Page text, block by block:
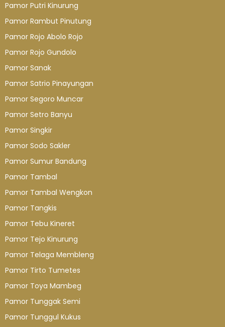
Pamor Putri Kinurung
Pamor Rambut Pinutung
Pamor Rojo Abolo Rojo
Pamor Rojo Gundolo
Pamor Sanak
Pamor Satrio Pinayungan
Pamor Segoro Muncar
Pamor Setro Banyu
Pamor Singkir
Pamor Sodo Sakler
Pamor Sumur Bandung
Pamor Tambal
Pamor Tambal Wengkon
Pamor Tangkis
Pamor Tebu Kineret
Pamor Tejo Kinurung
Pamor Telaga Membleng
Pamor Tirto Tumetes
Pamor Toya Mambeg
Pamor Tunggak Semi
Pamor Tunggul Kukus